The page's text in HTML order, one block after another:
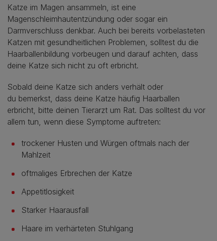
Katze im Magen ansammeln, ist eine
Magenschleimhautentzündung oder sogar ein
Darmverschluss denkbar. Auch bei bereits vorbelasteten
Katzen mit gesundheitlichen Problemen, solltest du die
Haarballenbildung vorbeugen und darauf achten, dass
deine Katze sich nicht zu oft erbricht.
Sobald deine Katze sich anders verhält oder
du bemerkst, dass deine Katze häufig Haarballen
erbricht, bitte deinen Tierarzt um Rat. Das solltest du vor
allem tun, wenn diese Symptome auftreten:
trockener Husten und Würgen oftmals nach der
Mahlzeit
oftmaliges Erbrechen der Katze
Appetitlosigkeit
Starker Haarausfall
Haare im verhärteten Stuhlgang